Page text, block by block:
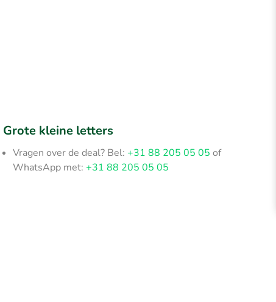
Grote kleine letters
Vragen over de deal? Bel:+31 88 205 05 05 of
WhatsApp met:+31 88 205 05 05